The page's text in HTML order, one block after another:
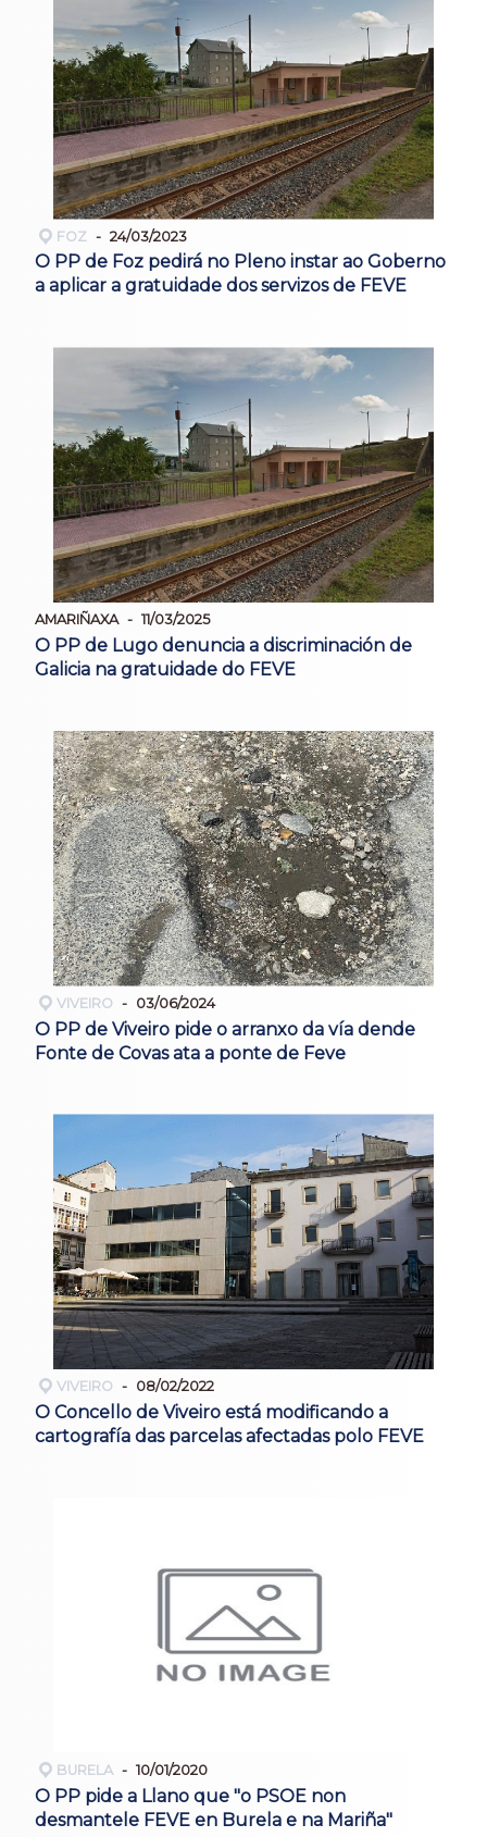
FOZ 24/03/2023
O PP de Foz pedirá no Pleno instar ao Goberno
a aplicar a gratuidade dos servizos de FEVE
AMARIÑAXA 11/03/2025
O PP de Lugo denuncia a discriminación de
Galicia na gratuidade do FEVE
VIVEIRO 03/06/2024
O PP de Viveiro pide o arranxo da vía dende
Fonte de Covas ata a ponte de Feve
VIVEIRO 08/02/2022
O Concello de Viveiro está modificando a
cartografía das parcelas afectadas polo FEVE
BURELA 10/01/2020
O PP pide a Llano que "o PSOE non
desmantele FEVE en Burela e na Mariña"